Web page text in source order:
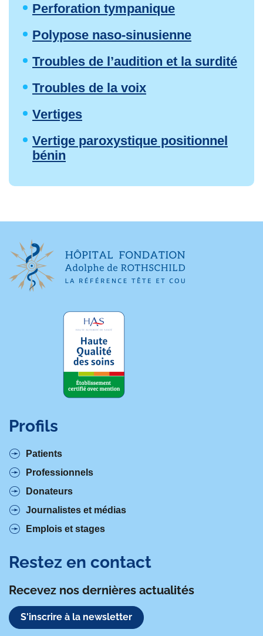
Perforation tympanique
Polypose naso-sinusienne
Troubles de l’audition et la surdité
Troubles de la voix
Vertiges
Vertige paroxystique positionnel
bénin
Profils
Patients
Professionnels
Donateurs
Journalistes et médias
Emplois et stages
Restez en contact
Recevez nos dernières actualités
S'inscrire à la newsletter